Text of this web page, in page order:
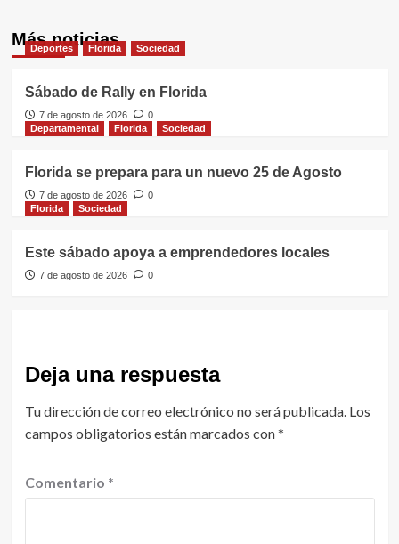
Más noticias
Deportes Florida Sociedad
Sábado de Rally en Florida
7 de agosto de 2026
0
Departamental
Florida Sociedad
Florida se prepara para un nuevo 25 de Agosto
7 de agosto de 2026
0
Florida
Sociedad
Este sábado apoya a emprendedores locales
7 de agosto de 2026 0
Deja una respuesta
Tu dirección de correo electrónico no será publicada. Los
campos obligatorios están marcados con*
Comentario *